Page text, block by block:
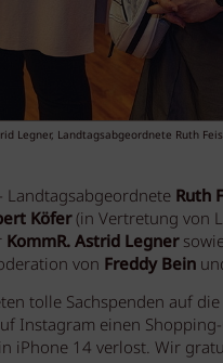
Legner, Landtagsabgeordnete Ruth
Landtagsabgeordnete Ruth
Köfer(in Vertretung von
KommR. Astrid Legner
von Freddy Bein
tolle Sachspenden auf
Instagram einen
iPhone 14 verlost. Wir